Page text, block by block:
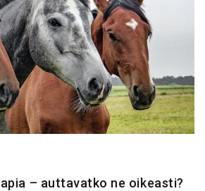
– auttavatko ne oikeasti?